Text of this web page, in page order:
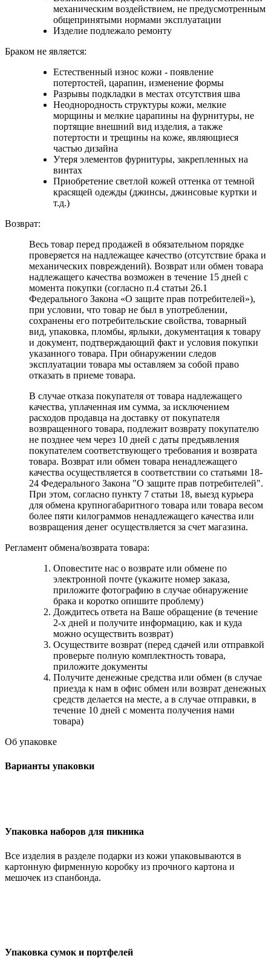
механическим воздействием, не предусмотренным
общепринятыми нормами эксплуатации
Изделие подлежало ремонту
Браком не является:
Естественный износ кожи - появление
потертостей, царапин, изменение формы
Разрывы подкладки в местах отсутствия шва
Неоднородность структуры кожи, мелкие
морщины и мелкие царапины на фурнитуры, не
портящие внешний вид изделия, а также
потертости и трещины на коже, являющиеся
частью дизайна
Утеря элементов фурнитуры, закрепленных на
винтах
Приобретение светлой кожей оттенка от темной
красящей одежды (джинсы, джинсовые куртки и
т.д.)
Возврат:
Весь товар перед продажей в обязательном порядке
проверяется на надлежащее качество (отсутствие брака и
механических повреждений). Возврат или обмен товара
надлежащего качества возможен в течение 15 дней с
момента покупки (согласно п.4 статьи 26.1
Федерального Закона «О защите прав потребителей»),
при условии, что товар не был в употреблении,
сохранены его потребительские свойства, товарный
вид, упаковка, пломбы, ярлыки, документация к товару
и документ, подтверждающий факт и условия покупки
указанного товара. При обнаружении следов
эксплуатации товара мы оставляем за собой право
отказать в приеме товара.
В случае отказа покупателя от товара надлежащего
качества, уплаченная им сумма, за исключением
расходов продавца на доставку от покупателя
возвращенного товара, подлежит возврату покупателю
не позднее чем через 10 дней с даты предъявления
покупателем соответствующего требования и возврата
товара. Возврат или обмен товара ненадлежащего
качества осуществляется в соответствии со статьями 18-
24 Федерального Закона "О защите прав потребителей".
При этом, согласно пункту 7 статьи 18, выезд курьера
для обмена крупногабаритного товара или товара весом
более пяти килограммов ненадлежащего качества или
возвращения денег осуществляется за счет магазина.
Регламент обмена/возврата товара:
Оповестите нас о возврате или обмене по
электронной почте (укажите номер заказа,
приложите фотографию в случае обнаружение
брака и коротко опишите проблему)
Дождитесь ответа на Ваше обращение (в течение
2-х дней и получите информацию, как и куда
можно осуществить возврат)
Осуществите возврат (перед сдачей или отправкой
проверьте полную комплектность товара,
приложите документы
Получите денежные средства или обмен (в случае
приезда к нам в офис обмен или возврат денежных
средств делается на месте, а в случае отправки, в
течение 10 дней с момента получения нами
товара)
Об упаковке
Варианты упаковки
Упаковка наборов для пикника
Все изделия в разделе подарки из кожи упаковываются в
картонную фирменную коробку из прочного картона и
мешочек из спанбонда.
Упаковка сумок и портфелей